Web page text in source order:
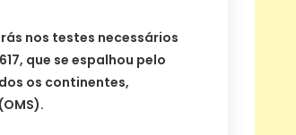
nos testes necessários
que se espalhou pelo
os continentes,